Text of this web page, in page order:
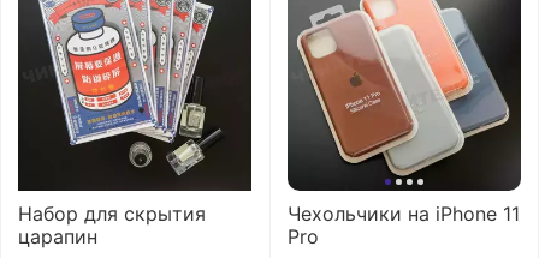
Набор для скрытия
царапин
Чехольчики на iPhone 11
Pro